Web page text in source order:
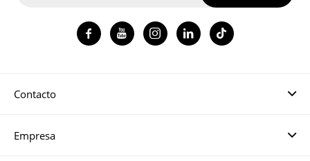
Contacto
Empresa
   